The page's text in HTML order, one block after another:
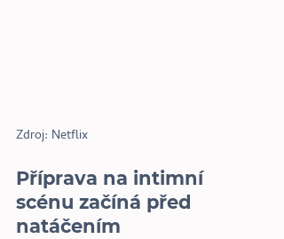
Zdroj: Netflix
Příprava na intimní
scénu začíná před
natáčením